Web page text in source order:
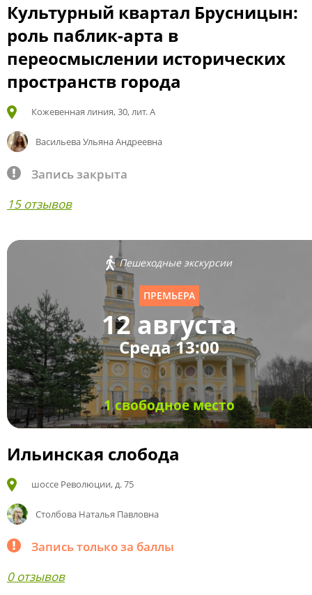
Культурный квартал Брусницын:
роль паблик-арта в
переосмыслении исторических
пространств города
Кожевенная линия, 30, лит. А
Васильева Ульяна Андреевна
Запись закрыта
15 отзывов
Пешеходные экскурсии
ПРЕМЬЕРА
12 августа
Среда 13:00
1 свободное место
Ильинская слобода
шоссе Революции, д. 75
Столбова Наталья Павловна
Запись только за баллы
0 отзывов